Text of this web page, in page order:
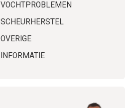
VOCHTPROBLEMEN
SCHEURHERSTEL
OVERIGE
INFORMATIE